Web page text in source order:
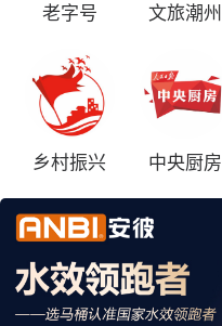
老字号 文旅潮州
乡村振兴 中央厨房